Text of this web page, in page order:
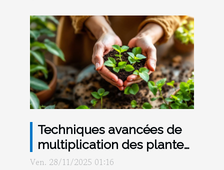
Techniques avancées de
multiplication des plantes
d'intérieur
Ven. 28/11/2025 01:16